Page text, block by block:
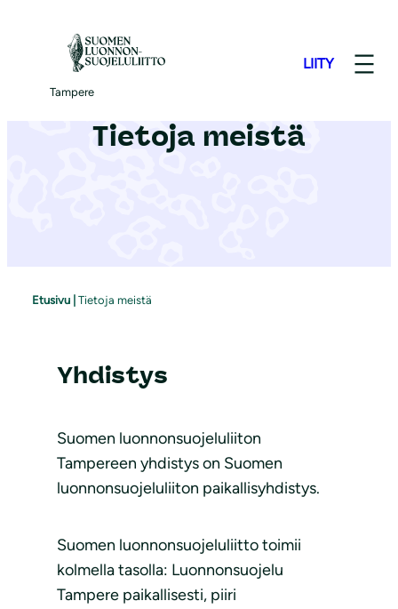
Tampere
LIITY
Tietoja meistä
Etusivu Tietoja meistä
Yhdistys
Suomen luonnonsuojeluliiton
Tampereen yhdistys on Suomen
luonnonsuojeluliiton paikallisyhdistys.
Suomen luonnonsuojeluliitto toimii
kolmella tasolla: Luonnonsuojelu
Tampere paikallisesti, piiri